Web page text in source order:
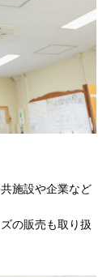
施設や企業など
の販売も取り扱